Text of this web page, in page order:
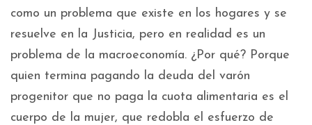
como un problema que existe en los hogares y se
resuelve en la Justicia, pero en realidad es un
problema de la macroeconomía. ¿Por qué? Porque
quien termina pagando la deuda del varón
progenitor que no paga la cuota alimentaria es el
cuerpo de la mujer, que redobla el esfuerzo de